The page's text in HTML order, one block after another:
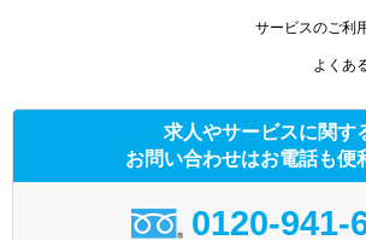
サービスのご利
よくあ
求人やサービスに関す
お問い合わせはお電話も便
0120-941-